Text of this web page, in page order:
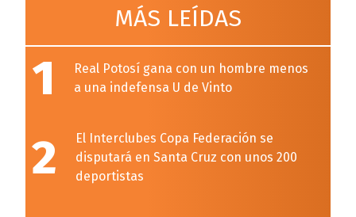
MÁS LEÍDAS
1
Real Potosí gana con un hombre menos
a una indefensa U de Vinto
2
El Interclubes Copa Federación se
disputará en Santa Cruz con unos 200
deportistas